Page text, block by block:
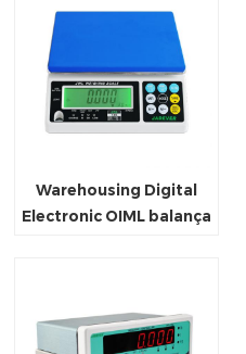
Warehousing Digital
Electronic OIML balança